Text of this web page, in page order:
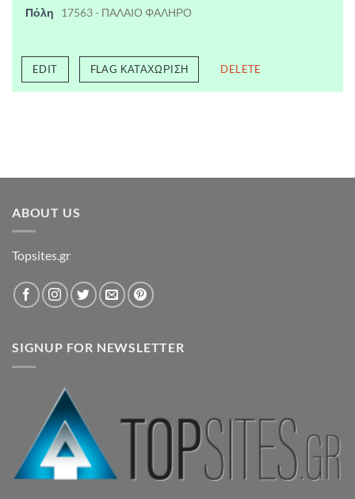
Πόλη 17563 - ΠΑΛΑΙΟ ΦΑΛΗΡΟ
EDIT FLAG ΚΑΤΑΧΏΡΙΣΗ DELETE
ABOUT US
Topsites.gr
SIGNUP FOR NEWSLETTER